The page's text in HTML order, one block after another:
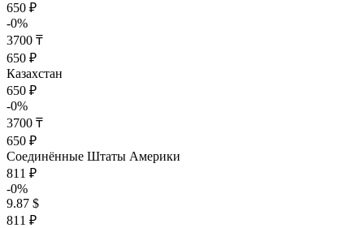
650 ₽
-0%
3700 ₸
650 ₽
Казахстан
650 ₽
-0%
3700 ₸
650 ₽
Соединённые Штаты Америки
811 ₽
-0%
9.87 $
811 ₽